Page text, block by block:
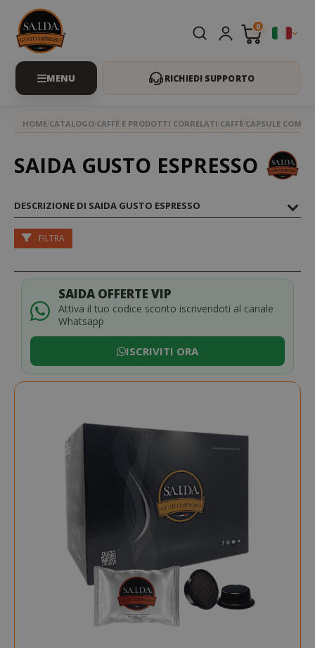
0
RICHIEDI SUPPORTO
HOME CATALOGO CAFFÈ E PRODOTTI CORRELATI CAFFÈ CAPSULE
SAIDA GUSTO ESPRESSO
DESCRIZIONE DI SAIDA GUSTO ESPRESSO
SAIDA OFFERTE VIP
Attiva il tuo codice sconto iscrivendoti al canale
Whatsapp
ISCRIVITI ORA
FILTRA